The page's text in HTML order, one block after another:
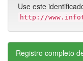
Use este
http://
Registro completo